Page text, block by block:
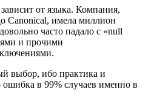
от языка. Компания,
Canonical, имела миллион
часто падало с «null
и прочими
выбор, ибо практика и
ошибка в 99% случаев именно в